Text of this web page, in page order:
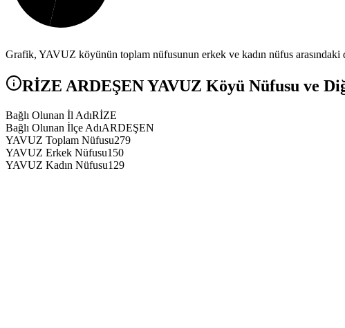
Grafik, YAVUZ köyünün toplam nüfusunun erkek ve kadın nüfus arasındaki
RİZE ARDEŞENYAVUZ Köyü Nüfusu ve
Bağlı Olunan İl AdıRİZE
Bağlı Olunan İlçe AdıARDEŞEN
YAVUZ Toplam Nüfusu279
YAVUZ Erkek Nüfusu150
YAVUZ Kadın Nüfusu129